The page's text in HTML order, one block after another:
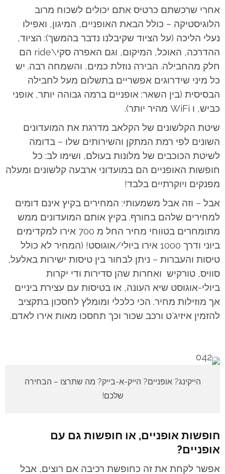
אחרי שרכשתם כרטיס אתם יכולים לשכוח מרוב
הלוגיסטיקה – כולל הבאת האופניים, המיגון, ואפילו
נעלי הליכה (על הציוד שקיבלנו נדבר בהמשך): הציוד,
ההדרכה, האוכל, המיקום, וגם האפרה סקי\ride הם
חלק מהחבילה. הבירה נוזלת כמים, והשמחה רבה. יש
כל מיני שידרוגים אפשריים בתשלום מעל לחבילה
הבסיסית (בין השאר: אופניים ברמה גבוהה יותר, אופני
כביש, ו WiFi מהיר יותר).
שיטת הקלשונים של הקלאב מדרגת את המועדונים
השונים לפי רמת המתקן והשירותים שלו – בדומה
לשיטת הכוכבים של מלונות בעולם, ושימו לב: כל
חופשות האופניים הם במועדוני ארבעה קלשונים ומעלה
מפנקים ויוקרתיים בלבד!
אבל – וזה אבל משמעותי: המחירים בקיץ אינם דומים
למחירים שלהם בחורף. בקיץ אותם המועדונים ממש
מתומחרים בטווחי מחיר החל מ 700 אירו למקדימים
ביוני ודרך 1000 אירו ביולי/אוגוסט! (המחיר לא כולל
טיסות והעברות – ניתן לבחור בין טיסות ישירות באלעל,
סוויס, טורקיש ואחרות שהן סדירות ודי יקרות
ביולי-אוגוסט שיא העונה, או בטיסות עם עצירת ביניים
אך מוזילות מחיר. הכי כלכלי ומומלץ לחסכון בתקציב
להזמין איזיג'ט ורכב שכור וכך תחסכו מאות אירו לאדם.
הייקינג? אופניים? הייק-א-בייק? מה שתרצו – הבחירה
שלכם!
חופשות אופניים, או חופשות גם עם
אופניים?
אפשר לקחת את זה כחופשת רכיבה אם רוצים, אבל